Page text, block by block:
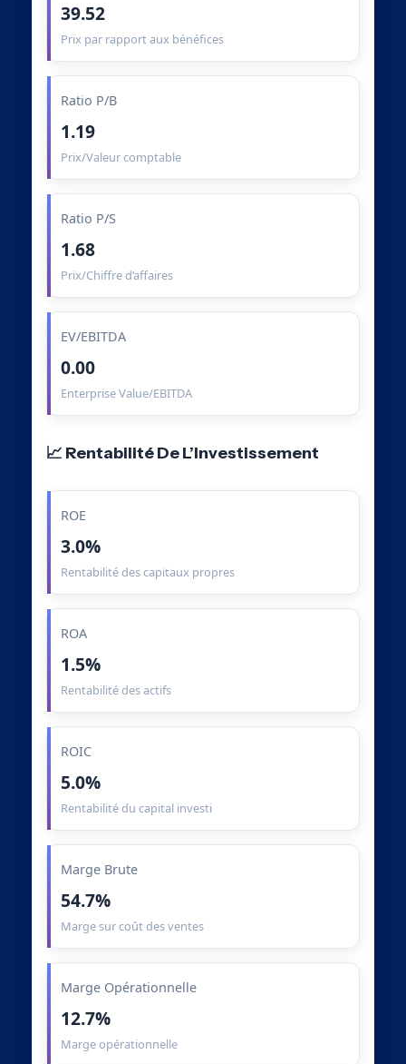
39.52
Prix par rapport aux bénéfices
Ratio P/B
1.19
Prix/Valeur comptable
Ratio P/S
1.68
Prix/Chiffre d’affaires
EV/EBITDA
0.00
Enterprise Value/EBITDA
📈 Rentabilité De L’Investissement
ROE
3.0%
Rentabilité des capitaux propres
ROA
1.5%
Rentabilité des actifs
ROIC
5.0%
Rentabilité du capital investi
Marge Brute
54.7%
Marge sur coût des ventes
Marge Opérationnelle
12.7%
Marge opérationnelle